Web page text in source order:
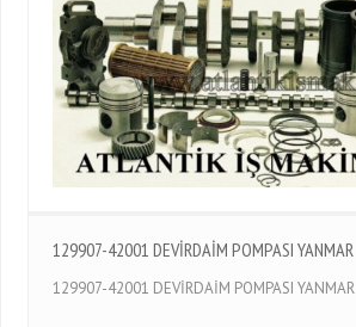
129907-42001 DEVİRDAİM POMPASI YANMAR
129907-42001 DEVİRDAİM POMPASI YANMAR